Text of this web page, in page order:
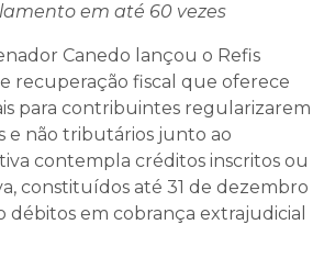
em até 60 vezes
Canedo lançou o Refis
recuperação fiscal que oferece
para contribuintes regularizarem
e não tributários junto ao
contempla créditos inscritos ou
constituídos até 31 de dezembro
débitos em cobrança extrajudicial